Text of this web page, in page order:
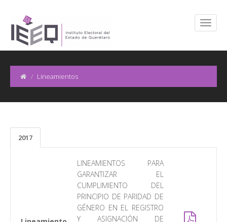
Lineamientos
2017
LINEAMIENTOS PARA
GARANTIZAR EL
CUMPLIMIENTO DEL
PRINCIPIO DE PARIDAD DE
GÉNERO EN EL REGISTRO
Y ASIGNACIÓN DE